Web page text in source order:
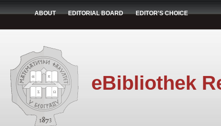
ABOUT EDITORIAL BOARD EDITOR'S CHOICE
eBibliothek